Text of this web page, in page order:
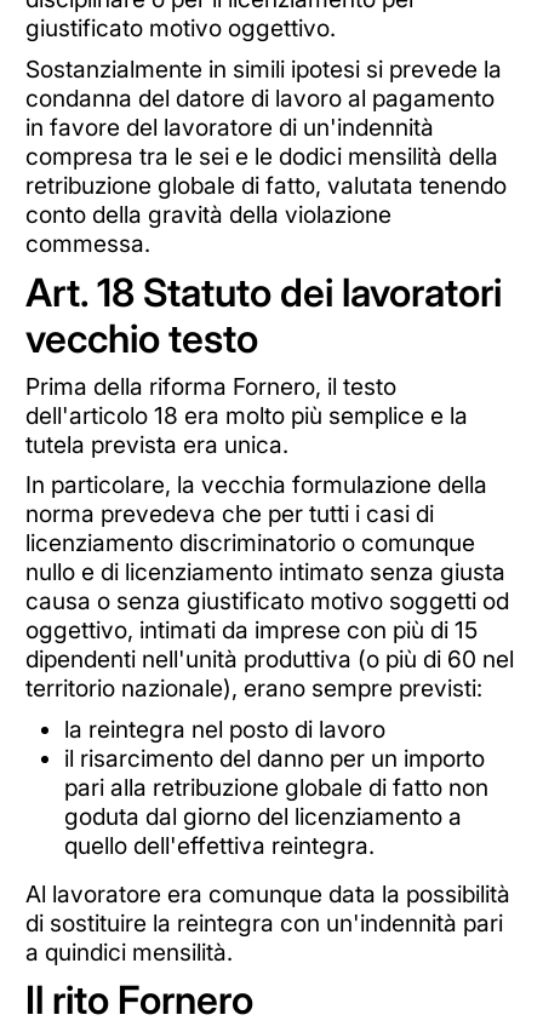
giustificato motivo oggettivo.
Sostanzialmente in simili ipotesi si prevede la
condanna del datore di lavoro al pagamento
in favore del lavoratore di un'indennità
compresa tra le sei e le dodici mensilità della
retribuzione globale di fatto, valutata tenendo
conto della gravità della violazione
commessa.
Art. 18 Statuto dei lavoratori
vecchio testo
Prima della riforma Fornero, il testo
dell'articolo 18 era molto più semplice e la
tutela prevista era unica.
In particolare, la vecchia formulazione della
norma prevedeva che per tutti i casi di
licenziamento discriminatorio o comunque
nullo e di licenziamento intimato senza giusta
causa o senza giustificato motivo soggetti od
oggettivo, intimati da imprese con più di 15
dipendenti nell'unità produttiva (o più di 60 nel
territorio nazionale), erano sempre previsti:
la reintegra nel posto di lavoro
il risarcimento del danno per un importo
pari alla retribuzione globale di fatto non
goduta dal giorno del licenziamento a
quello dell'effettiva reintegra.
Al lavoratore era comunque data la possibilità
di sostituire la reintegra con un'indennità pari
a quindici mensilità.
Il rito Fornero